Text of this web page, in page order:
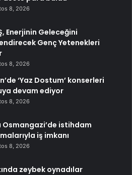
8, 2026
Enerjinin Geleceğini
Genç Yetenekleri
8, 2026
‘Yaz Dostum’ konserleri
devam ediyor
8, 2026
Osmangazi’de istihdam
iş imkanı
8, 2026
zeybek oynadılar